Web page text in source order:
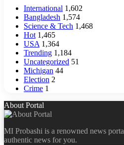
International 1,602
Bangladesh 1,574
Science & Tech 1,468
Hot 1,465
USA 1,364
Trending 1,184
Uncategorized 51
Michigan 44
Election 2
Crime 1
About Portal
MI Probashi is a renowned news
authentic news for you.